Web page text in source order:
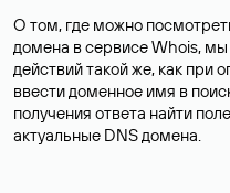
О том, где можно
домена в сервисе Whois,
действий такой же, как при
ввести доменное имя в
получения ответа найти
актуальные DNS домена.